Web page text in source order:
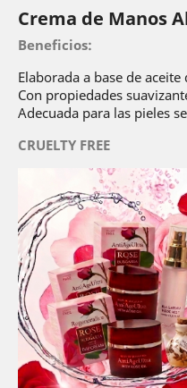
Crema de Manos
Beneficios:
Elaborada a base de
Con propiedades
Adecuada para las pieles
CRUELTY FREE